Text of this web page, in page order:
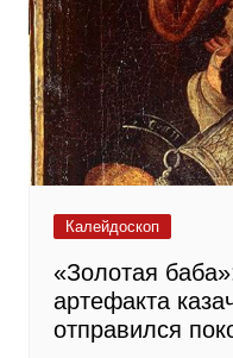
Калейдоскоп
«Золотая
артефакта
отправился